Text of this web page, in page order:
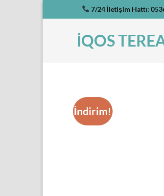
atla
7/24 İletişim Hattı:
İQOS
İndirim!